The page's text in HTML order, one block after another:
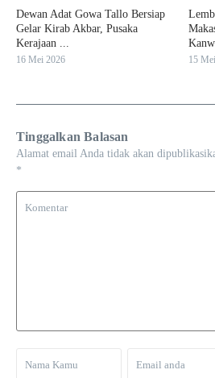
Dewan Adat Gowa Tallo Bersiap
Gelar Kirab Akbar, Pusaka
Kerajaan ...
16 Mei 2026 15
Tinggalkan Balasan
Alamat email Anda tidak akan
*